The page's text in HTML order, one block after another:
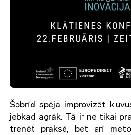
Šobrīd spēja improvizēt
jebkad agrāk. Tā ir ne tikai
trenēt praksē, bet arī